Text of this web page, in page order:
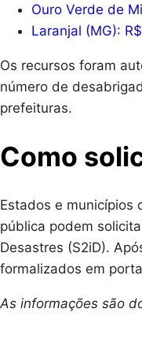
Ouro Verde de
Laranjal (MG):
Os recursos foram
número de
prefeituras.
Como
Estados e municípios
pública podem
Desastres (S2iD).
formalizados em
As informações são